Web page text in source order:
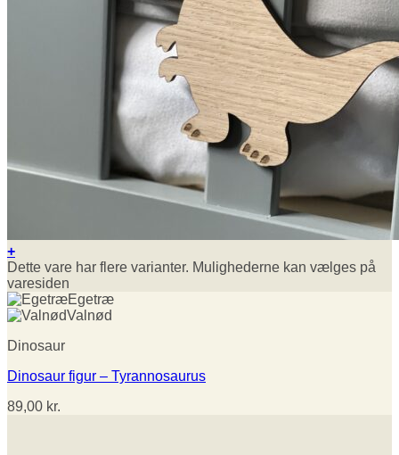
+
Dette vare har flere varianter. Mulighederne kan vælges på
varesiden
Egetræ
Valnød
Dinosaur
Dinosaur figur – Tyrannosaurus
89,00 kr.